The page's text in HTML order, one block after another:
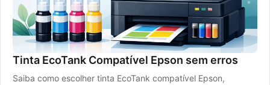
Tinta EcoTank Compatível Epson sem erros
Saiba como escolher tinta EcoTank compatível Epson,